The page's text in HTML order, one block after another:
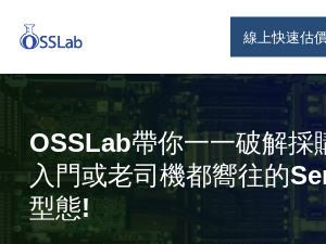
main
線上快速估
OSSLab帶你一一破解採
入門或老司機都嚮往的
型態!